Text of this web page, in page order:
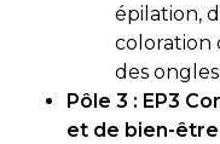
épilation,
coloration
des ongles.
Pôle 3 : EP3
et de bien-